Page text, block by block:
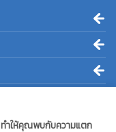
ทำให้คุณพบกับความแตก